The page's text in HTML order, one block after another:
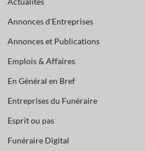
Annonces d'Entreprises
Annonces et Publications
Emplois & Affaires
En Général en Bref
Entreprises du Funéraire
Esprit ou pas
Funéraire Digital